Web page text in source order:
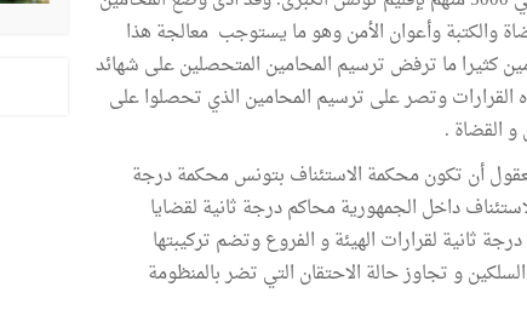
والكتبة وأعوان الأمن وهو ما يستوجب معالجة هذا
كثيرا ما ترفض ترسيم المحامين المتحصلين على شهائد
وتصر على ترسيم المحامين الذي تحصلوا على
و القضاة .
أن تكون محكمة الاستئناف بتونس محكمة درجة
داخل الجمهورية محاكم درجة ثانية لقضايا
ثانية لقرارات الهيئة و الفروع وتضم تركيبتها
و تجاوز حالة الاحتقان التي تضر بالمنظومة